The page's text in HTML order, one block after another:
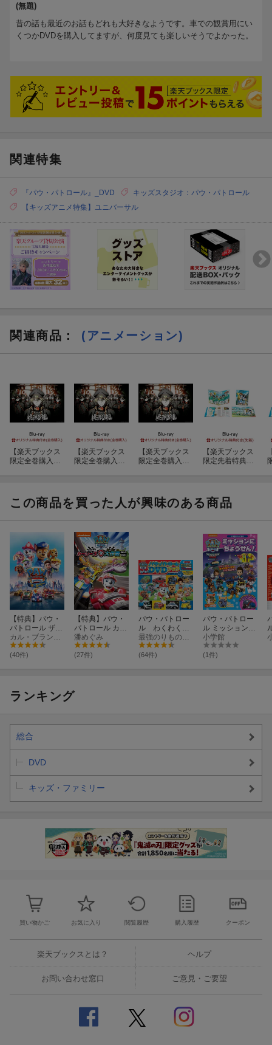
サイズ：210mm×142mm
ホワイトボードマーカーを差し込むペンホルダー付き。パウ・パ
トロールのキャラクター柄で楽しくメッセージを書き込もう！
ードをプレゼントいたします。
対象商品はこちら
■キャンペーン対象期間
2025年7月8日(火)〜2025年9月30日(火) 特典がなくなり次第終
【注意事項】
※諸般の事情により、キャンペーンの内容は変更・延期・中止と
なる場合がございます。あらかじめご了承ください。
(無題)
昔の話も最近のお話もどれも大好きなようです。車での観賞用にい
くつかDVDを購入してますが、何度見ても楽しいそうでよかった。
関連特集
『パウ・パトロール』_DVD
キッズスタジオ：パウ・パトロール
【キッズアニメ特集】ユニバーサル
関連商品 ： (アニメーション)
【楽天ブックス
限定全巻購入特
厳の滝編〜 第四
巻【Blu-ray】(A
リルコースター
(2種セット)+ブ
ロマイド(6枚セ
ット)+他)
【楽天ブックス
限定全巻購入特
厳の滝編〜 第五
巻【Blu-ray】(A
リルコースター
(2種セット)+ブ
ロマイド(6枚セ
ット)+他)
【楽天ブックス
限定全巻購入特
厳の滝編〜 第三
巻【Blu-ray】(A
ット)+他)
【楽天ブックス
限定先着特典
アム 前編 (通常
版)【Blu-ray】
0mm×200mm)
+フィルム調A4
クリアファイル)
この商品を買った人が興味のある商品
【特典】パウ・
パトロール ザ・
ムービー(パウ・
パトロールお風
呂ポスター(A4
(40件)
【特典】パウ・
パトロール カー
レース大作戦 G
O! GO!(パウ・パ
トロールお風呂
潘めぐみ
(27件)
パウ・パトロー
ル わくわくDV
Dブック
(64件)
パウ・パトロー
ル ミッションに
ちょうせん！
小学館
(1件)
ランキング
総合
DVD
キッズ・ファミリー
買い物かご お気に入り 閲覧履歴 購入履歴 クーポン
楽天ブックスとは？ ヘルプ
お問い合わせ窓口 ご意見・ご要望